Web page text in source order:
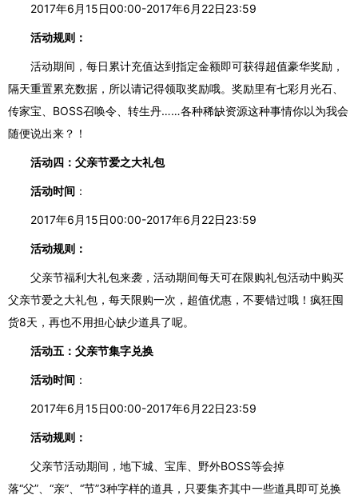
2017年6月15日00:00-2017年6月22日23:59
活动规则：
活动期间，每日累计充值达到指定金额即可获得超值豪华奖励，
隔天重置累充数据，所以请记得领取奖励哦。 奖励里有七彩月光石、
传家宝、 BOSS召唤令、转生丹……各种稀缺资源这种事情你以为我会
随便说出来？！
活动四：父亲节爱之大礼包
活动时间 ：
2017年6月15日00:00-2017年6月22日23:59
活动规则：
父亲节福利大礼包来袭，活动期间每天可在限购礼包活动中购买
父亲节爱之大礼包，每天限购一次 ，超值优惠， 不要错过哦 ！ 疯狂囤
货8天，再也不用担心缺少道具了呢。
活动五：父亲节集字兑换
活动时间 ：
2017年6月15日00:00-2017年6月22日23:59
活动规则：
父亲节活动期间，地下城、宝库、野外BOSS等会掉
落“父”、“亲”、“节”3种字样的道具，只要集齐其中一些道具即可兑换